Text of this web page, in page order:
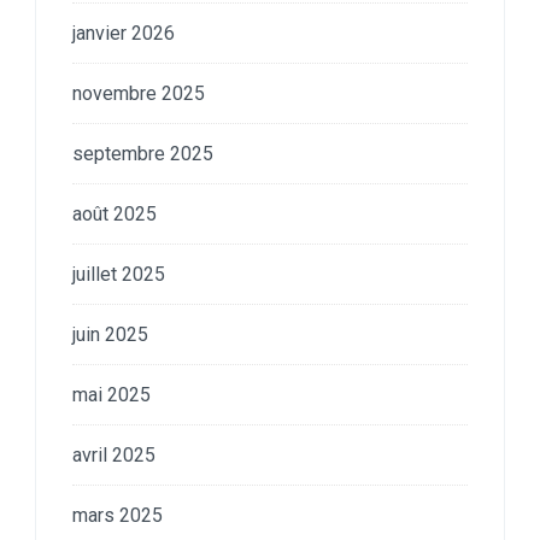
janvier 2026
novembre 2025
septembre 2025
août 2025
juillet 2025
juin 2025
mai 2025
avril 2025
mars 2025